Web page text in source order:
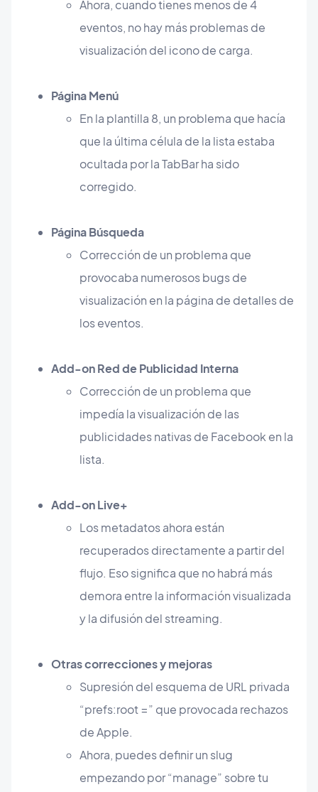
Ahora, cuando tienes menos de 4
eventos, no hay más problemas de
visualización del icono de carga.
Página Menú
En la plantilla 8, un problema que hacía
que la última célula de la lista estaba
ocultada por la TabBar ha sido
corregido.
Página Búsqueda
Corrección de un problema que
provocaba numerosos bugs de
visualización en la página de detalles de
los eventos.
Add-on Red de Publicidad Interna
Corrección de un problema que
impedía la visualización de las
publicidades nativas de Facebook en la
lista.
Add-on Live+
Los metadatos ahora están
recuperados directamente a partir del
flujo. Eso significa que no habrá más
demora entre la información visualizada
y la difusión del streaming.
Otras correcciones y mejoras
Supresión del esquema de URL privada
“prefs:root =” que provocada rechazos
de Apple.
Ahora, puedes definir un slug
empezando por “manage” sobre tu